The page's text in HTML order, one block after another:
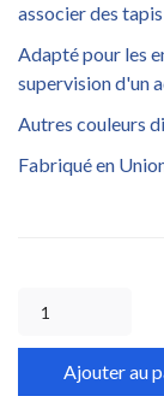
associer des
Adapté pour les
supervision d'un
Autres couleurs
Fabriqué en
Ajouter au